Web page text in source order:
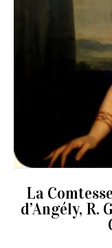
La
d’Angély, R.